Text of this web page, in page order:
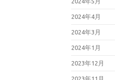
2024年4月
2024年3月
2024年1月
2023年12月
2023年11月